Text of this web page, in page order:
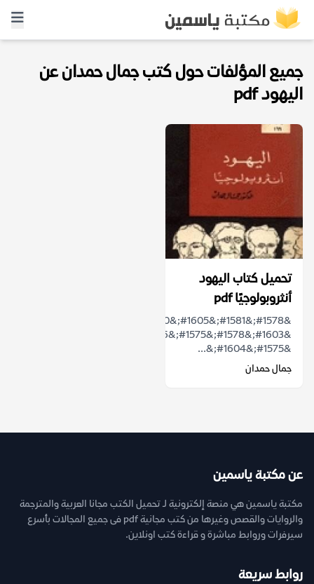
جميع المؤلفات حول كتب جمال حمدان عن
اليهود pdf
تحميل كتاب اليهود
أنثروبولوجيًا pdf
&#1575;&#1604;&...
جمال حمدان
عن مكتبة ياسمين
مكتبة ياسمين هي منصة إلكترونية لـ تحميل الكتب مجانا العربية والمترجمة
والروايات والقصص وغيرها من كتب مجانية pdf فى جميع المجالات بأسرع
سيرفرات وروابط مباشرة و قراءة كتب اونلاين.
روابط سريعة